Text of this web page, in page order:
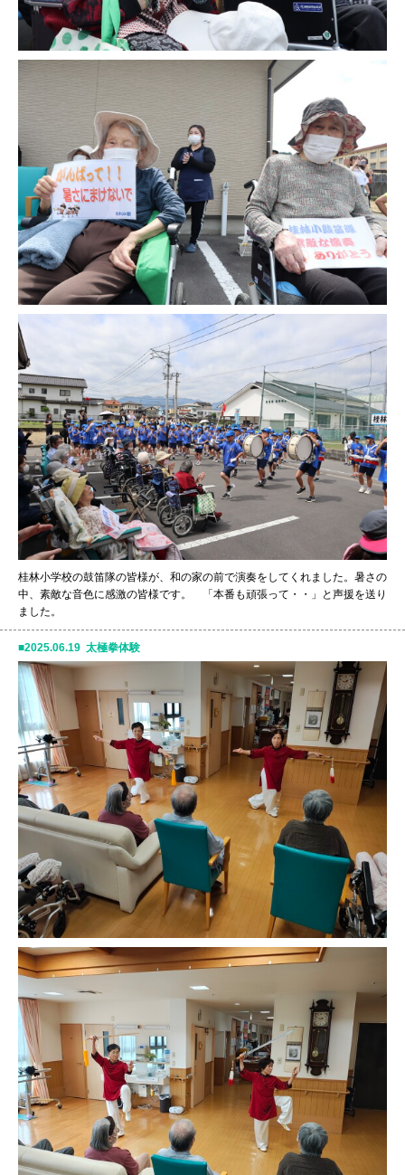
桂林小学校の鼓笛隊の皆様が、和の家の前で演奏をしてくれました。暑さの
中、素敵な音色に感激の皆様です。 「本番も頑張って・・」と声援を送り
ました。
2025.06.19 太極拳体験